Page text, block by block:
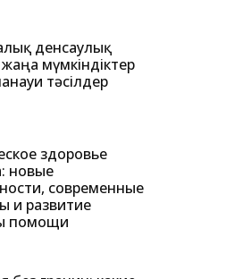
денсаулық
мүмкіндіктер
тәсілдер
здоровье
новые
современные
и развитие
помощи